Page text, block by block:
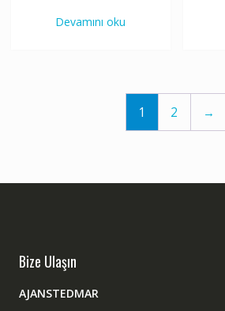
Devamını oku
1 2 →
Bize Ulaşın
AJANSTEDMAR